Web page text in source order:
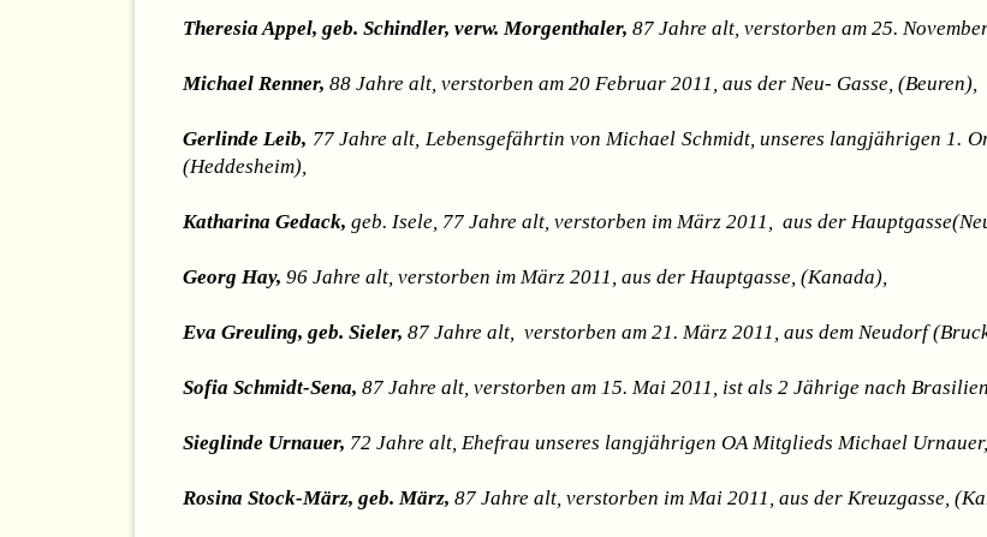
Theresia Appel, geb. Schindler, verw. Morgenthaler, 87 Jahre alt, verstorben am 25.
Michael Renner, 88 Jahre alt, verstorben am 20 Februar 2011, aus der Neu- Gasse, (Beuren),
Gerlinde Leib, 77 Jahre alt, Lebensgefährtin von Michael Schmidt, unseres langjährigen 1.
(Heddesheim),
Katharina Gedack, geb. Isele, 77 Jahre alt, verstorben im März 2011, aus der
Georg Hay, 96 Jahre alt, verstorben im März 2011, aus der Hauptgasse, (Kanada),
Eva Greuling, geb. Sieler, 87 Jahre alt, verstorben am 21. März 2011, aus dem Neudorf
Sofia Schmidt-Sena, 87 Jahre alt, verstorben am 15. Mai 2011, ist als 2 Jährige nach
Sieglinde Urnauer, 72 Jahre alt, Ehefrau unseres langjährigen OA Mitglieds Michael
Rosina Stock-März, geb. März, 87 Jahre alt, verstorben im Mai 2011, aus der Kreuzgasse,